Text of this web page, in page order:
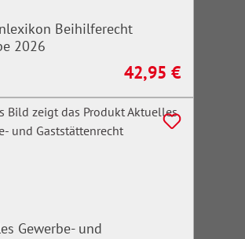
Beihilferecht
2026
Regulärer Preis:
42,95 €
Gewerbe- und